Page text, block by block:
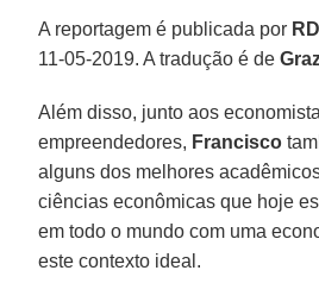
A reportagem é publicada por
11-05-2019. A tradução é de
Além disso, junto aos
empreendedores, Francisco
alguns dos melhores
ciências econômicas que hoje
em todo o mundo com uma
este contexto ideal.